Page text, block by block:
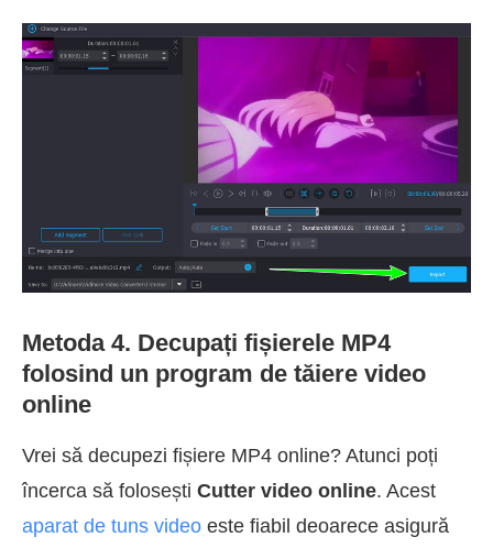
Metoda 4. Decupați fișierele MP4
folosind un program de tăiere video
online
Vrei să decupezi fișiere MP4 online? Atunci poți
încerca să folosești Cutter video online. Acest
aparat de tuns video este fiabil deoarece asigură